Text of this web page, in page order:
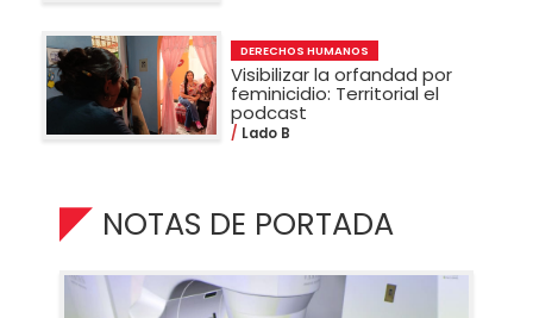
DERECHOS HUMANOS
Visibilizar la orfandad por
feminicidio: Territorial el
podcast
Lado B
NOTAS DE PORTADA